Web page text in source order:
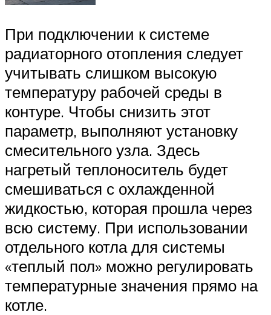
При подключении к системе
радиаторного отопления следует
учитывать слишком высокую
температуру рабочей среды в
контуре. Чтобы снизить этот
параметр, выполняют установку
смесительного узла. Здесь
нагретый теплоноситель будет
смешиваться с охлажденной
жидкостью, которая прошла через
всю систему. При использовании
отдельного котла для системы
«теплый пол» можно регулировать
температурные значения прямо на
котле.